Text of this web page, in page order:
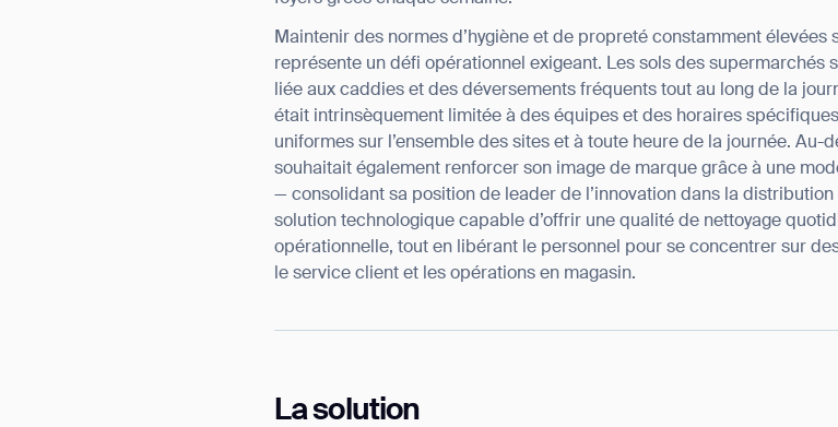
Maintenir des normes d’hygiène et de propreté constamment élevées
représente un défi opérationnel exigeant. Les sols des supermarchés
liée aux caddies et des déversements fréquents tout au long de la
était intrinsèquement limitée à des équipes et des horaires
uniformes sur l’ensemble des sites et à toute heure de la journée.
souhaitait également renforcer son image de marque grâce à une
— consolidant sa position de leader de l’innovation dans la
solution technologique capable d’offrir une qualité de nettoyage
opérationnelle, tout en libérant le personnel pour se concentrer sur
le service client et les opérations en magasin.
La solution